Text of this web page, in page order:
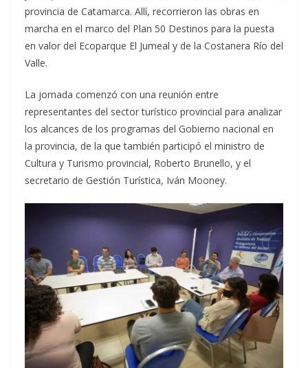
provincia de Catamarca. Allí, recorrieron las obras en
marcha en el marco del Plan 50 Destinos para la puesta
en valor del Ecoparque El Jumeal y de la Costanera Río del
Valle.
La jornada comenzó con una reunión entre
representantes del sector turístico provincial para analizar
los alcances de los programas del Gobierno nacional en
la provincia, de la que también participó el ministro de
Cultura y Turismo provincial, Roberto Brunello, y el
secretario de Gestión Turística, Iván Mooney.